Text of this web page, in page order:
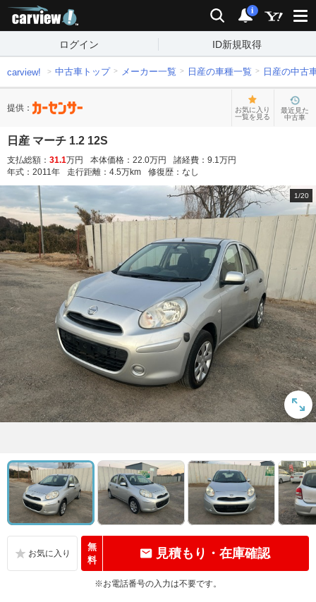
検索 通知
i
ログイン ID新規取得
carview! 中古車トップ メーカー一覧 日産の車種一覧 日産の中古
提供：
お気に入り
一覧を見る
最近見た
中古車
日産 マーチ 1.2 12S
支払総額： 31.1万円 本体価格： 22.0万円 諸経費： 9.1万円
年式： 2011年 走行距離： 4.5万km 修復歴： なし
1/20
無
料
見積もり・在庫確認
※お電話番号の入力は不要です。